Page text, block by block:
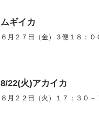
ムギイカ
６月２７日（金）３便１８：
8/22(火)アカイカ
８月２２日（火）１７：３０